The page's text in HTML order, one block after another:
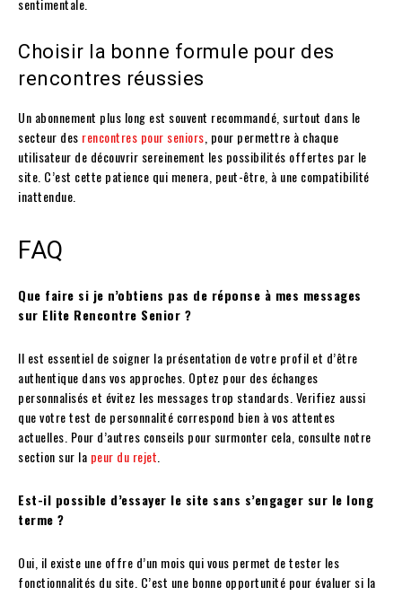
sentimentale.
Choisir la bonne formule pour des
rencontres réussies
Un abonnement plus long est souvent recommandé, surtout dans le
secteur des rencontres pour seniors , pour permettre à chaque
utilisateur de découvrir sereinement les possibilités offertes par le
site. C’est cette patience qui menera, peut-être, à une compatibilité
inattendue.
FAQ
Que faire si je n’obtiens pas de réponse à mes messages
sur Elite Rencontre Senior ?
Il est essentiel de soigner la présentation de votre profil et d’être
authentique dans vos approches. Optez pour des échanges
personnalisés et évitez les messages trop standards. Verifiez aussi
que votre test de personnalité correspond bien à vos attentes
actuelles. Pour d’autres conseils pour surmonter cela, consulte notre
section sur la peur du rejet
Est-il possible d’essayer le site sans s’engager sur le long
terme ?
Oui, il existe une offre d’un mois qui vous permet de tester les
fonctionnalités du site. C’est une bonne opportunité pour évaluer si la